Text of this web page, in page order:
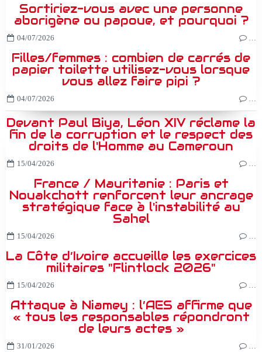
Sortiriez-vous avec une personne
aborigène ou papoue, et pourquoi ?
04/07/2026 …
Filles/femmes : combien de carrés de
papier toilette utilisez-vous lorsque
vous allez faire pipi ?
04/07/2026 …
Devant Paul Biya, Léon XIV réclame la
fin de la corruption et le respect des
droits de l'Homme au Cameroun
15/04/2026 …
France / Mauritanie : Paris et
Nouakchott renforcent leur ancrage
stratégique face à l'instabilité au
Sahel
15/04/2026 …
La Côte d’Ivoire accueille les exercices
militaires "Flintlock 2026"
15/04/2026 …
Attaque à Niamey : l’AES affirme que
« tous les responsables répondront
de leurs actes »
31/01/2026 …